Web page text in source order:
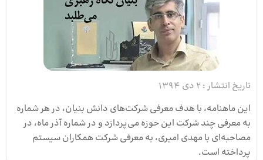
تاریخ انتشار : 2 دی 1394
این ماهنامه، با هدف معرفی شرکت‌های دانش بنیان، در هر شماره
به معرفی چند شرکت این حوزه می‌پردازد و در شماره آذر ماه، در
مصاحبه‌ای با مهدی امیری، به معرفی شرکت همکاران سیستم
پرداخته است.